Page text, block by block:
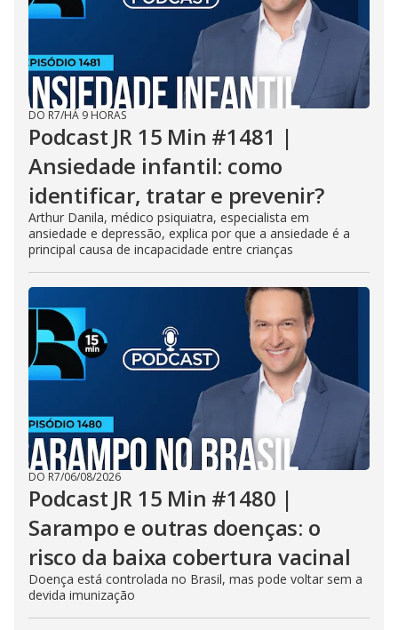
DO R7/HÁ 9 HORAS
Podcast JR 15 Min #1481 |
Ansiedade infantil: como
identificar, tratar e prevenir?
Arthur Danila, médico psiquiatra, especialista em
ansiedade e depressão, explica por que a ansiedade é a
principal causa de incapacidade entre crianças
DO R7/06/08/2026
Podcast JR 15 Min #1480 |
Sarampo e outras doenças: o
risco da baixa cobertura vacinal
Doença está controlada no Brasil, mas pode voltar sem a
devida imunização